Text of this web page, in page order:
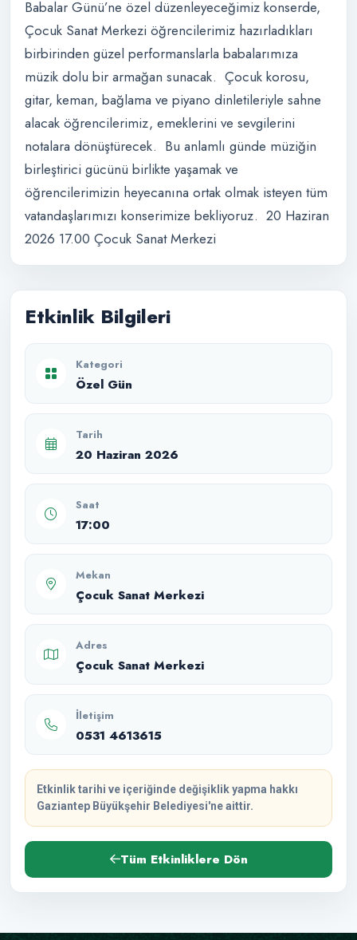
Babalar Günü’ne özel düzenleyeceğimiz konserde,
Çocuk Sanat Merkezi öğrencilerimiz hazırladıkları
birbirinden güzel performanslarla babalarımıza
müzik dolu bir armağan sunacak. Çocuk korosu,
gitar, keman, bağlama ve piyano dinletileriyle sahne
alacak öğrencilerimiz, emeklerini ve sevgilerini
notalara dönüştürecek. Bu anlamlı günde müziğin
birleştirici gücünü birlikte yaşamak ve
öğrencilerimizin heyecanına ortak olmak isteyen tüm
vatandaşlarımızı konserimize bekliyoruz. 20 Haziran
2026 17.00 Çocuk Sanat Merkezi
Etkinlik Bilgileri
Kategori
Özel Gün
Tarih
20 Haziran 2026
Saat
17:00
Mekan
Çocuk Sanat Merkezi
Adres
Çocuk Sanat Merkezi
İletişim
0531 4613615
Etkinlik tarihi ve içeriğinde değişiklik yapma hakkı
Gaziantep Büyükşehir Belediyesi'ne aittir.
Tüm Etkinliklere Dön